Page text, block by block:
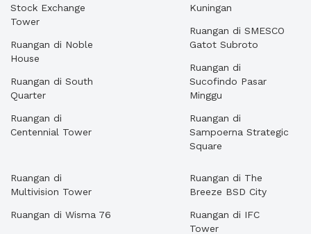
Stock Exchange
Tower
Ruangan di Noble
House
Ruangan di South
Quarter
Ruangan di
Centennial Tower
Kuningan
Ruangan di SMESCO
Gatot Subroto
Ruangan di
Sucofindo Pasar
Minggu
Ruangan di
Sampoerna Strategic
Square
Ruangan di
Multivision Tower
Ruangan di Wisma 76
Ruangan di The
Breeze BSD City
Ruangan di IFC
Tower